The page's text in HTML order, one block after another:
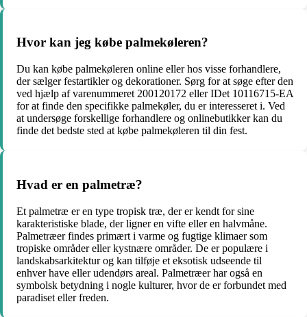
Hvor kan jeg købe palmekøleren?
Du kan købe palmekøleren online eller hos visse forhandlere,
der sælger festartikler og dekorationer. Sørg for at søge efter den
ved hjælp af varenummeret 200120172 eller IDet 10116715-EA
for at finde den specifikke palmekøler, du er interesseret i. Ved
at undersøge forskellige forhandlere og onlinebutikker kan du
finde det bedste sted at købe palmekøleren til din fest.
Hvad er en palmetræ?
Et palmetræ er en type tropisk træ, der er kendt for sine
karakteristiske blade, der ligner en vifte eller en halvmåne.
Palmetræer findes primært i varme og fugtige klimaer som
tropiske områder eller kystnære områder. De er populære i
landskabsarkitektur og kan tilføje et eksotisk udseende til
enhver have eller udendørs areal. Palmetræer har også en
symbolsk betydning i nogle kulturer, hvor de er forbundet med
paradiset eller freden.